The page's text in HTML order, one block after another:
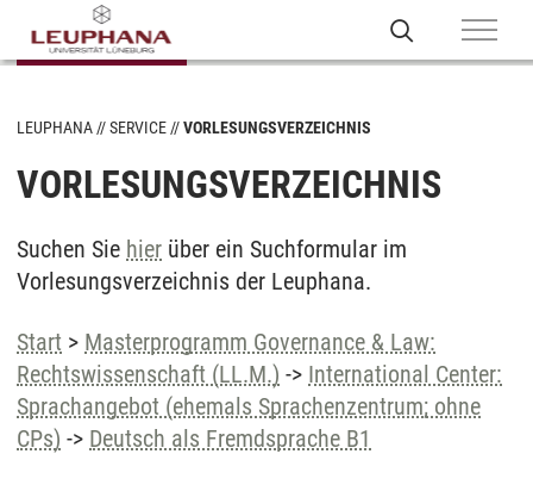
LEUPHANA SERVICE VORLESUNGSVERZEICHNIS
VORLESUNGSVERZEICHNIS
Suchen Sie hier über ein Suchformular im
Vorlesungsverzeichnis der Leuphana.
Start > Masterprogramm Governance & Law:
Rechtswissenschaft (LL.M.) -> International Center:
Sprachangebot (ehemals Sprachenzentrum; ohne
CPs) -> Deutsch als Fremdsprache B1